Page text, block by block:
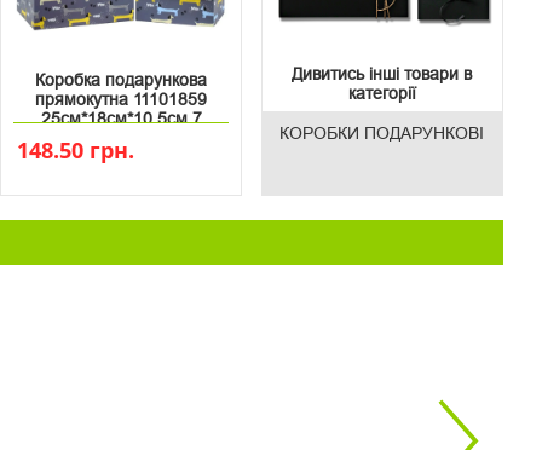
Коробка подарункова
прямокутна 11101859
25см*18см*10.5см 7
148.50 грн.
Дивитись інші товари в
категорії
КОРОБКИ ПОДАРУНКОВІ